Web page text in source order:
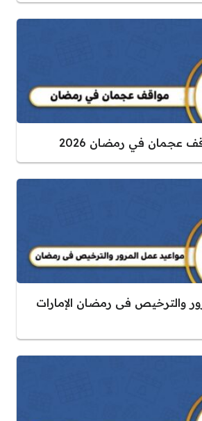
عجمان في رمضان 2026
والترخيص فى رمضان الإمارات